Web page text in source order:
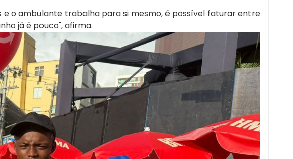
e o ambulante trabalha para si mesmo, é possível faturar entre
já é pouco", afirma.